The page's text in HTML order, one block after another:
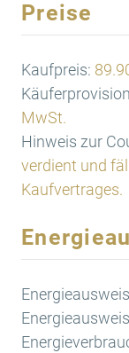
Preise
Kaufpreis:
MwSt.
Hinweis zur
verdient und
Kaufvertrages.